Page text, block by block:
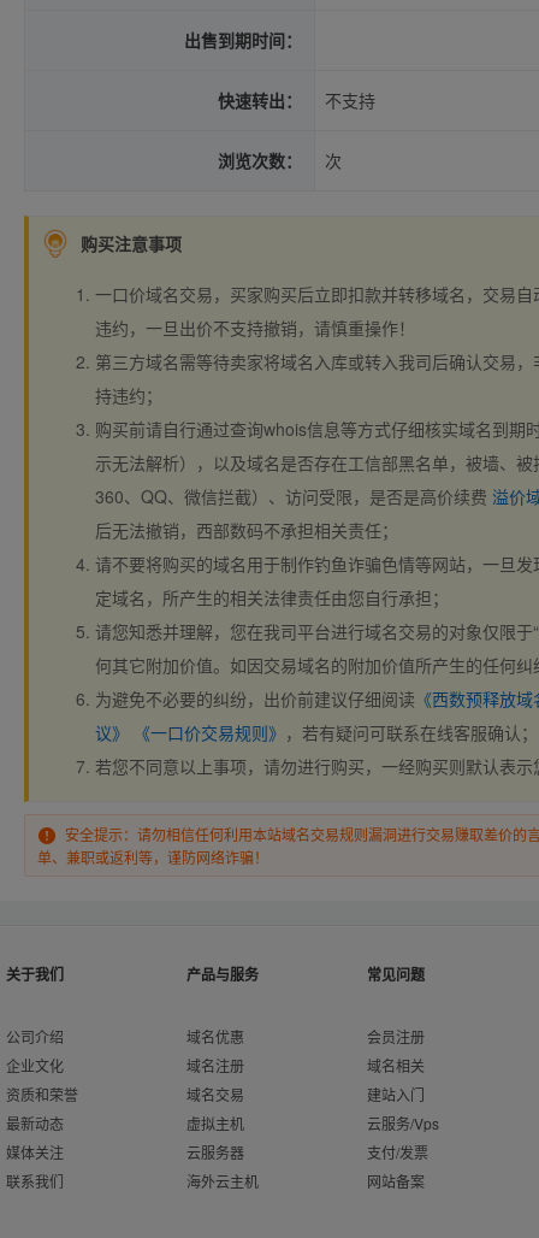
出售到期时间：
快速转出： 不支持
浏览次数： 次
购买注意事项
一口价域名交易，买家购买后立即扣款并转移域名，交易
违约，一旦出价不支持撤销，请慎重操作！
第三方域名需等待卖家将域名入库或转入我司后确认交易
持违约；
购买前请自行通过查询whois信息等方式仔细核实域名到期
示无法解析），以及域名是否存在工信部黑名单，被墙、
360、QQ、微信拦截）、访问受限，是否是高价续费 溢价
后无法撤销，西部数码不承担相关责任；
请不要将购买的域名用于制作钓鱼诈骗色情等网站，一旦
定域名，所产生的相关法律责任由您自行承担；
请您知悉并理解，您在我司平台进行域名交易的对象仅限于
何其它附加价值。如因交易域名的附加价值所产生的任何
为避免不必要的纠纷，出价前建议仔细阅读 《西数预释放
议》
《一口价交易规则》 ，若有疑问可联系在线客服确认；
若您不同意以上事项，请勿进行购买，一经购买则默认表
安全提示：请勿相信任何利用本站域名交易规则漏洞进行交易赚取差价的
单、兼职或返利等，谨防网络诈骗！
关于我们
公司介绍
企业文化
资质和荣誉
最新动态
媒体关注
联系我们
产品与服务
域名优惠
域名注册
域名交易
虚拟主机
云服务器
海外云主机
常见问题
会员注册
域名相关
建站入门
云服务/Vps
支付/发票
网站备案